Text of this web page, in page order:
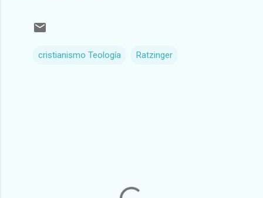
cristianismo Teología Ratzinger